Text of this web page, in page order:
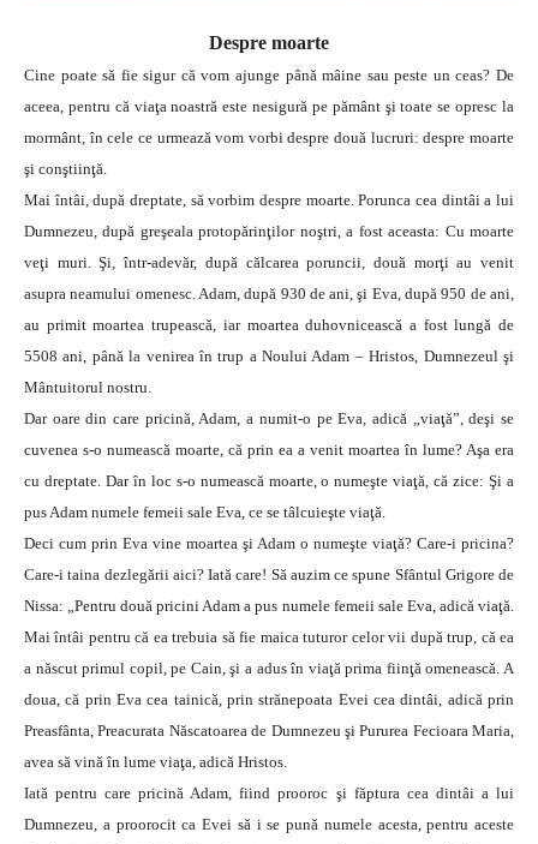
Despre moarte
Cine poate să fie sigur că vom ajunge până mâine sau peste un ceas? De
aceea, pentru că viaţa noastră este nesigură pe pământ şi toate se opresc la
mormânt, în cele ce urmează vom vorbi despre două lucruri: despre moarte
şi conştiinţă.
Mai întâi, după dreptate, să vorbim despre moarte. Porunca cea dintâi a lui
Dumnezeu, după greşeala protopărinţilor noştri, a fost aceasta: Cu moarte
veţi muri. Şi, într-adevăr, după călcarea poruncii, două morţi au venit
asupra neamului omenesc. Adam, după 930 de ani, şi Eva, după 950 de ani,
au primit moartea trupească, iar moartea duhovnicească a fost lungă de
5508 ani, până la venirea în trup a Noului Adam – Hristos, Dumnezeul şi
Mântuitorul nostru.
Dar oare din care pricină, Adam, a numit-o pe Eva, adică „viaţă”, deşi se
cuvenea s-o numească moarte, că prin ea a venit moartea în lume? Aşa era
cu dreptate. Dar în loc s-o numească moarte, o numeşte viaţă, că zice: Şi a
pus Adam numele femeii sale Eva, ce se tâlcuieşte viaţă.
Deci cum prin Eva vine moartea şi Adam o numeşte viaţă? Care-i pricina?
Care-i taina dezlegării aici? Iată care! Să auzim ce spune Sfântul Grigore de
Nissa: „Pentru două pricini Adam a pus numele femeii sale Eva, adică viaţă.
Mai întâi pentru că ea trebuia să fie maica tuturor celor vii după trup, că ea
a născut primul copil, pe Cain, şi a adus în viaţă prima fiinţă omenească. A
doua, că prin Eva cea tainică, prin strănepoata Evei cea dintâi, adică prin
Preasfânta, Preacurata Născatoarea de Dumnezeu şi Pururea Fecioara Maria,
avea să vină în lume viaţa, adică Hristos.
Iată pentru care pricină Adam, fiind prooroc şi făptura cea dintâi a lui
Dumnezeu, a proorocit ca Evei să i se pună numele acesta, pentru aceste